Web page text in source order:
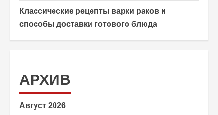
Классические рецепты варки раков и
способы доставки готового блюда
АРХИВ
Август 2026